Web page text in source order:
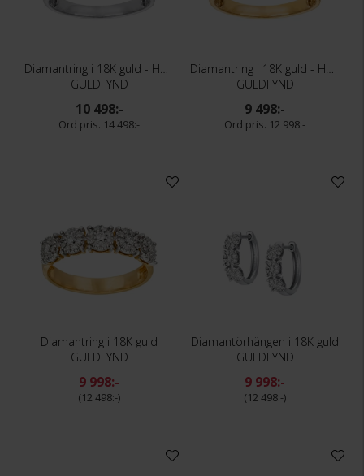
Diamantring i 18K guld - Halo
GULDFYND
10 498:-
14 498:-
Diamantring i 18K guld - Halo
GULDFYND
9 498:-
12 998:-
Diamantring i 18K guld
GULDFYND
9 998:-
12 498:-
Diamantörhängen i 18K guld
GULDFYND
9 998:-
12 498:-